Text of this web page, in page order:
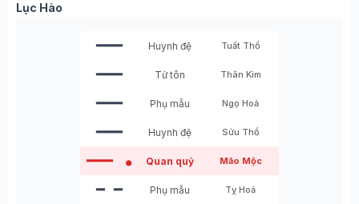
Lục Hào
━━━ Huynh đệ Tuất Thổ
━━━ Tử tôn Thân Kim
━━━ Phụ mẫu Ngọ Hoả
━━━ Huynh đệ Sửu Thổ
━━━ ● Quan quỷ Mão Mộc
━ ━ Phụ mẫu Tỵ Hoả